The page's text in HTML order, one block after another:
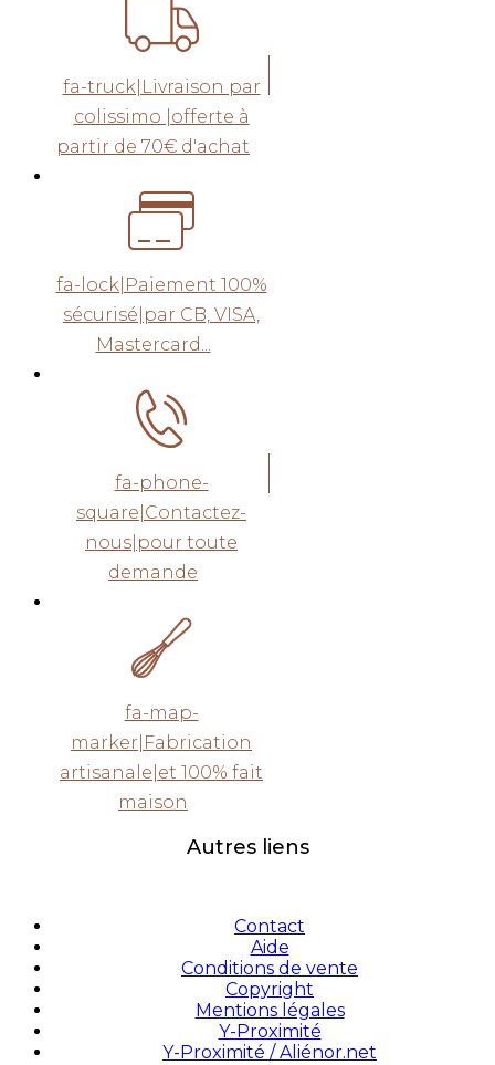
fa-truck|Livraison par
colissimo |offerte à
partir de 70€ d'achat
fa-lock|Paiement 100%
sécurisé|par CB, VISA,
Mastercard...
fa-phone-
square|Contactez-
nous|pour toute
demande
fa-map-
marker|Fabrication
artisanale|et 100% fait
maison
Autres liens
Contact
Aide
Conditions de vente
Copyright
Mentions légales
Y-Proximité
Y-Proximité / Aliénor.net